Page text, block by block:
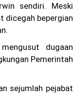
sendiri. Meski
dicegah bepergian
dugaan
Pemerintah
sejumlah pejabat